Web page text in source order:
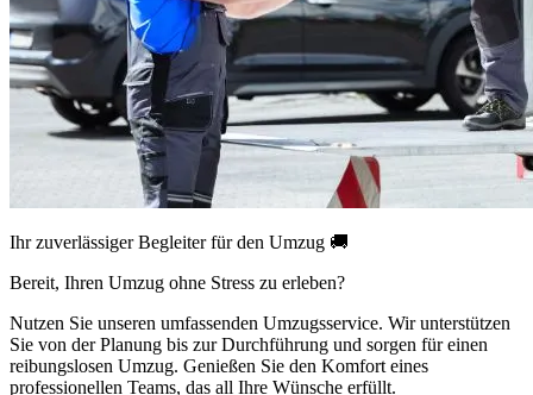
Ihr zuverlässiger Begleiter für den Umzug 🚚
Bereit, Ihren Umzug ohne Stress zu erleben?
Nutzen Sie unseren umfassenden Umzugsservice. Wir unterstützen
Sie von der Planung bis zur Durchführung und sorgen für einen
reibungslosen Umzug. Genießen Sie den Komfort eines
professionellen Teams, das all Ihre Wünsche erfüllt.